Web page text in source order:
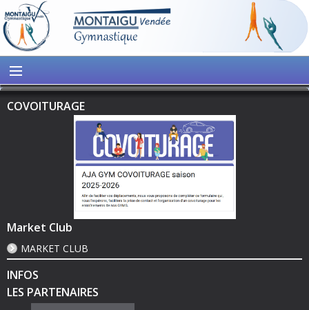
COVOITURAGE
Market Club
MARKET CLUB
INFOS
LES PARTENAIRES